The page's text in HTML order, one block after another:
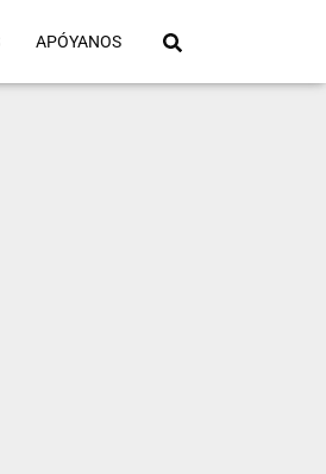
APÓYANOS